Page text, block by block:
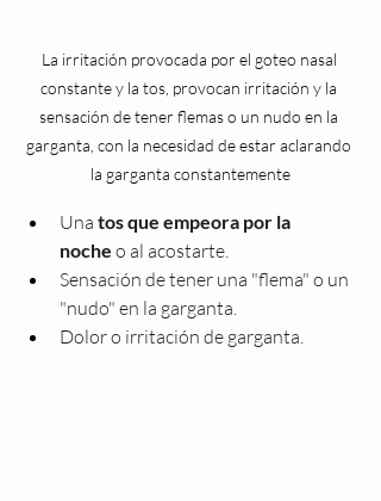
La irritación provocada por el goteo nasal
constante y la tos, provocan irritación y la
sensación de tener flemas o un nudo en la
garganta, con la necesidad de estar aclarando
la garganta constantemente
Una tos que empeora por la
noche o al acostarte.
Sensación de tener una "flema" o un
"nudo" en la garganta.
Dolor o irritación de garganta.